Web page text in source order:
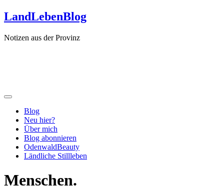
Zum
Inhalt
LandLebenBlog
Notizen aus der Provinz
Blog
Neu hier?
Über mich
Blog abonnieren
OdenwaldBeauty
Ländliche Stillleben
Menschen.